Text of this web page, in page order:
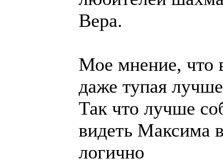
Вера.
Мое мнение, что
даже тупая
Так что лучше
видеть Максима
логично